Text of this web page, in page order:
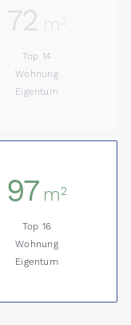
72 m²
Top 14
Wohnung
Eigentum
97 m²
Top 16
Wohnung
Eigentum